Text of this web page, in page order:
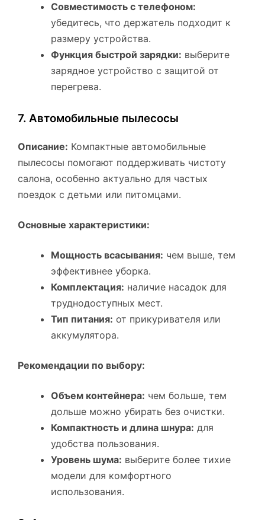
Совместимость с телефоном:
убедитесь, что держатель подходит к
размеру устройства.
Функция быстрой зарядки: выберите
зарядное устройство с защитой от
перегрева.
7. Автомобильные пылесосы
Описание: Компактные автомобильные
пылесосы помогают поддерживать чистоту
салона, особенно актуально для частых
поездок с детьми или питомцами.
Основные характеристики:
Мощность всасывания: чем выше, тем
эффективнее уборка.
Комплектация: наличие насадок для
труднодоступных мест.
Тип питания: от прикуривателя или
аккумулятора.
Рекомендации по выбору:
Объем контейнера: чем больше, тем
дольше можно убирать без очистки.
Компактность и длина шнура: для
удобства пользования.
Уровень шума: выберите более тихие
модели для комфортного
использования.